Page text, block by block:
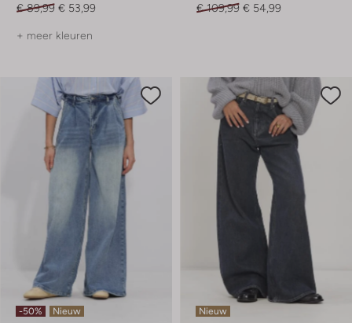
€ 89,99 € 53,99
+ meer kleuren
€ 109,99 € 54,99
-50% Nieuw Nieuw